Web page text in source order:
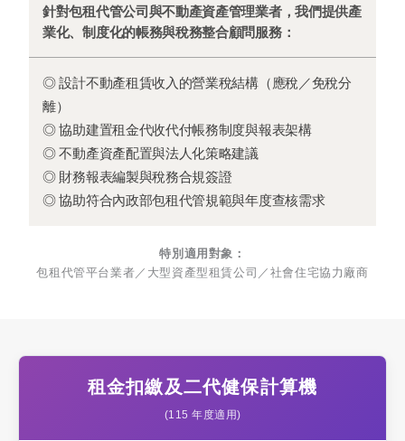
針對包租代管公司與不動產資產管理業者，我們提供產
業化、制度化的帳務與稅務整合顧問服務：
◎ 設計不動產租賃收入的營業稅結構（應稅／免稅分
離）
◎ 協助建置租金代收代付帳務制度與報表架構
◎ 不動產資產配置與法人化策略建議
◎ 財務報表編製與稅務合規簽證
◎ 協助符合內政部包租代管規範與年度查核需求
特別適用對象：
包租代管平台業者／大型資產型租賃公司／社會住宅協力廠商
租金扣繳及二代健保計算機
(115 年度適用)